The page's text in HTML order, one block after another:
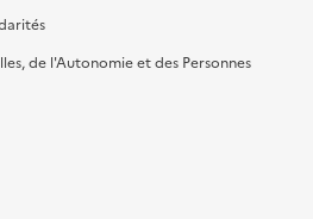
de l'Autonomie et des Personnes